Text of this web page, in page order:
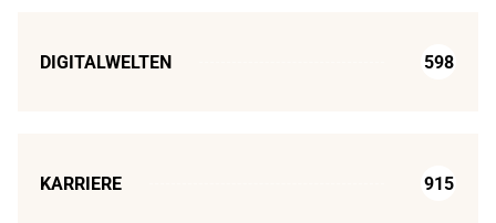
DIGITALWELTEN 598
KARRIERE 915